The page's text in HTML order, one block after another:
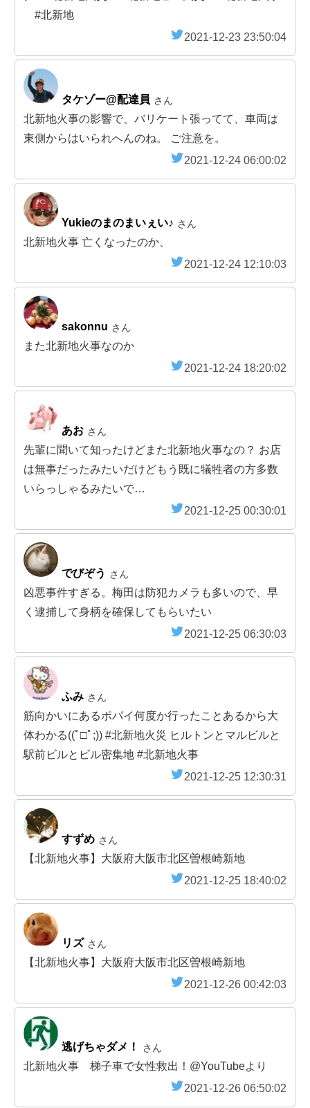
#北新地
2021-12-23 23:50:04
タケゾー@配達員 さん
北新地火事の影響で、バリケート張ってて、車両は
東側からはいられへんのね。 ご注意を。
2021-12-24 06:00:02
Yukieのまのまいぇい♪ さん
北新地火事 亡くなったのか、
2021-12-24 12:10:03
sakonnu さん
また北新地火事なのか
2021-12-24 18:20:02
あお さん
先輩に聞いて知ったけどまた北新地火事なの？ お店
は無事だったみたいだけどもう既に犠牲者の方多数
いらっしゃるみたいで…
2021-12-25 00:30:01
でびぞう さん
凶悪事件すぎる。梅田は防犯カメラも多いので、早
く逮捕して身柄を確保してもらいたい
2021-12-25 06:30:03
ふみ さん
筋向かいにあるポパイ何度か行ったことあるから大
体わかる((ﾟ□ﾟ;)) #北新地火災 ヒルトンとマルビルと
駅前ビルとビル密集地 #北新地火事
2021-12-25 12:30:31
すずめ さん
【北新地火事】大阪府大阪市北区曽根崎新地
2021-12-25 18:40:02
リズ さん
【北新地火事】大阪府大阪市北区曽根崎新地
2021-12-26 00:42:03
逃げちゃダメ！ さん
北新地火事 梯子車で女性救出！@YouTubeより
2021-12-26 06:50:02